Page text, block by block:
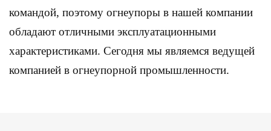
командой, поэтому огнеупоры в нашей компании
обладают отличными эксплуатационными
характеристиками. Сегодня мы являемся ведущей
компанией в огнеупорной промышленности.